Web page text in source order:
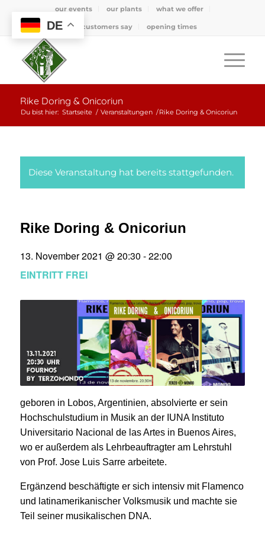
our events our plants what we offer
what customers say opening times
Rike Doring & Onicoriun
Du bist hier: Startseite / Veranstaltungen /Rike Doring & Onicoriun
Diese Veranstaltung hat bereits stattgefunden.
Rike Doring & Onicoriun
13. November 2021 @ 20:30 -22:00
EINTRITT FREI
geboren in Lobos, Argentinien, absolvierte er sein
Hochschulstudium in Musik an der IUNA Instituto
Universitario Nacional de las Artes in Buenos Aires,
wo er außerdem als Lehrbeauftragter am Lehrstuhl
von Prof. Jose Luis Sarre arbeitete.
Ergänzend beschäftigte er sich intensiv mit Flamenco
und latinamerikanischer Volksmusik und machte sie
Teil seiner musikalischen DNA.
DE